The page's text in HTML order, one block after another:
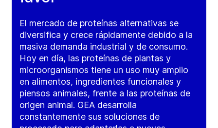
El mercado de proteínas alternativas se
diversifica y crece rápidamente debido a la
masiva demanda industrial y de consumo.
Hoy en día, las proteínas de plantas y
microorganismos tiene un uso muy amplio
en alimentos, ingredientes funcionales y
piensos animales, frente a las proteínas de
origen animal. GEA desarrolla
constantemente sus soluciones de